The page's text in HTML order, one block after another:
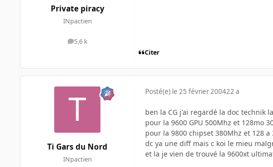
Private piracy
INpactien
5,6 k
messages
Citer
Ti Gars du Nord
INpactien
Posté(e) le 25 février 200422 a
ben la CG j'ai regardé la doc technik
pour la 9600 GPU 500Mhz et 128mo
pour la 9800 chipset 380Mhz et 128 a
dc ya une diff mais c koi le mieu
et la je vien de trouvé la 9600xt